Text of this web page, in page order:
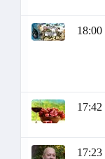
18:00
17:42
17:23